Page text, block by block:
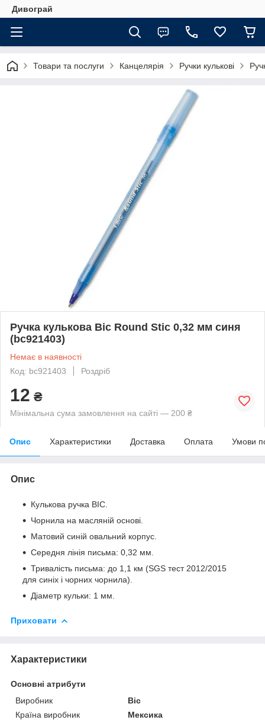
Дивограй
Товари та послуги Канцелярія Ручки кулькові
Ручка кулькова Bic Round Stic 0,32 мм синя
(bc921403)
Немає в наявності
Код: bc921403
Роздріб
12 ₴
Мінімальна сума замовлення на сайті — 200 ₴
Опис Характеристики Доставка Оплата Умови
Опис
Кулькова ручка BIC.
Чорнила на масляній основі.
Матовий синій овальний корпус.
Середня лінія письма: 0,32 мм.
Тривалість письма: до 1,1 км (SGS тест 2012/2015
для синіх і чорних чорнила).
Діаметр кульки: 1 мм.
Приховати
Характеристики
Основні атрибути
Виробник
Bic
Країна виробник
Мексика